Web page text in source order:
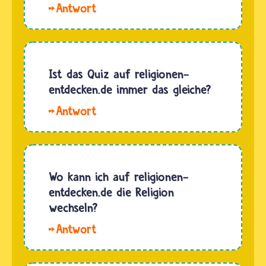
Nein,
kann mit
dir nicht
Türkisch
schreiben.
Er
in der
Regel
eure
Fragen in
Ist das Quiz auf religionen-
entdecken.de immer das gleiche?
Die Quiz,
bereits
auf
religionen-
gibt,
bleiben
Wo kann ich auf religionen-
entdecken.de die Religion
wechseln?
Wenn du